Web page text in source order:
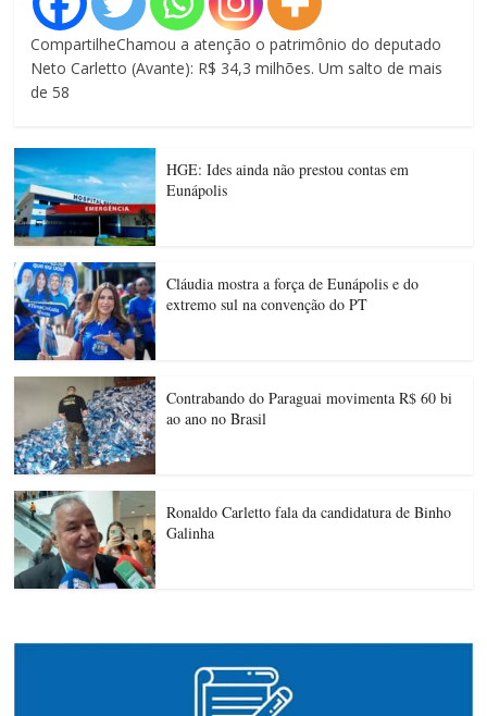
CompartilheChamou a atenção o patrimônio do deputado
Neto Carletto (Avante): R$ 34,3 milhões. Um salto de mais
de 58
HGE: Ides ainda não prestou contas em
Eunápolis
Cláudia mostra a força de Eunápolis e do
extremo sul na convenção do PT
Contrabando do Paraguai movimenta R$ 60 bi
ao ano no Brasil
Ronaldo Carletto fala da candidatura de Binho
Galinha